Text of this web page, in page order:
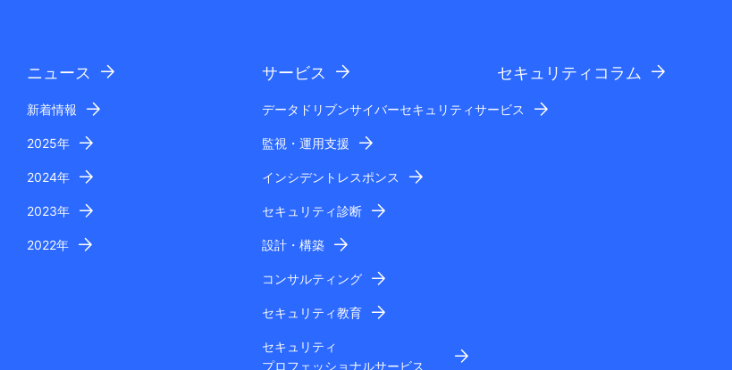
ニュース
新着情報
2025年
2024年
2023年
2022年
サービス
データドリブンサイバーセキュリティサービス
監視・運用支援
インシデントレスポンス
セキュリティ診断
設計・構築
コンサルティング
セキュリティ教育
セキュリティ
プロフェッショナルサービス
セキュリティコラム